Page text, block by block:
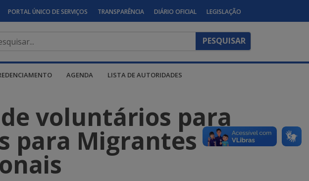
PORTAL ÚNICO DE SERVIÇOS TRANSPARÊNCIA DIÁRIO OFICIAL LEGISLAÇÃO
AGENDA LISTA DE AUTORIDADES
de voluntários para
para Migrantes